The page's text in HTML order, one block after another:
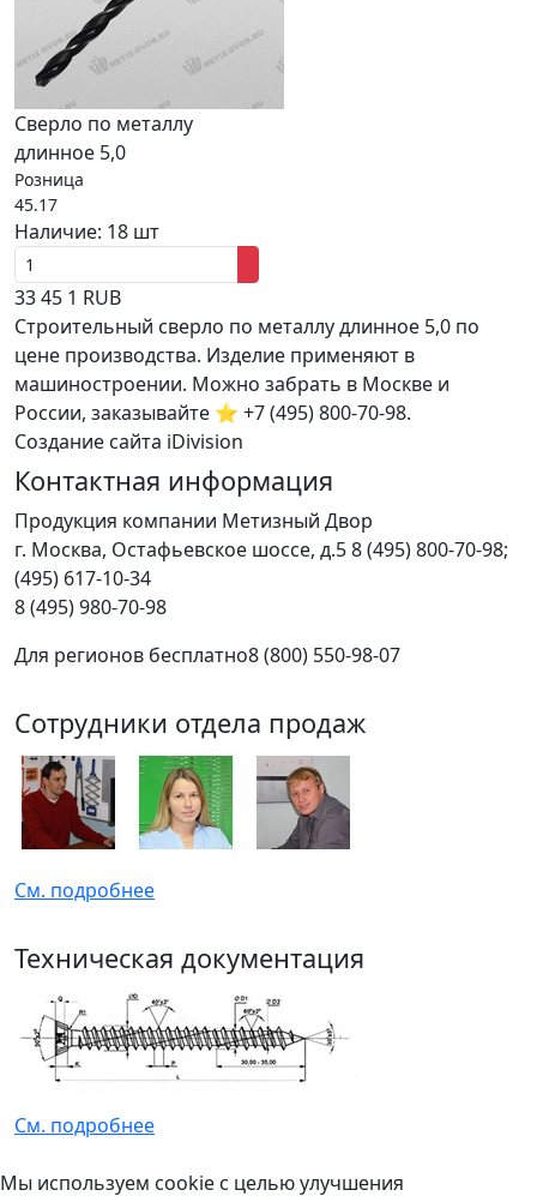
Сверло по металлу
длинное 5,0
Розница
45.17
Наличие: 18 шт
3345 1 RUB
Строительный сверло по металлу длинное 5,0 по
цене производства. Изделие применяют в
машиностроении. Можно забрать в Москве и
России, заказывайте ⭐ +7 (495) 800-70-98.
Создание сайта iDivision
Контактная информация
Продукция компании Метизный Двор
г. Москва, Остафьевское шоссе, д.58 (495) 800-70-98;
(495) 617-10-34
8 (495) 980-70-98
Для регионов бесплатно8 (800) 550-98-07
Сотрудники отдела продаж
См. подробнее
Техническая документация
См. подробнее
Мы используем cookie с целью улучшения